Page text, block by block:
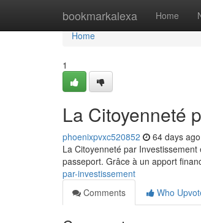
bookmarkalexa Home
Home
Home
1
La Citoyenneté
phoenixpvxc520852 64 days ago
La Citoyenneté par
passeport. Grâce à un apport
par-investissement
Comments
Who